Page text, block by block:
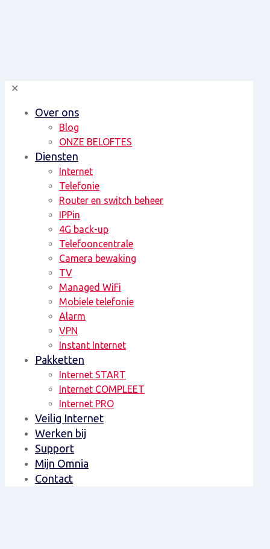
✕
Over ons
Blog
ONZE BELOFTES
Diensten
Internet
Telefonie
Router en switch beheer
IPPin
4G back-up
Telefooncentrale
Camera bewaking
TV
Managed WiFi
Mobiele telefonie
Alarm
VPN
Instant Internet
Pakketten
Internet START
Internet COMPLEET
Internet PRO
Veilig Internet
Werken bij
Support
Mijn Omnia
Contact